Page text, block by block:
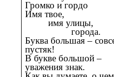
Громко и гордо
Имя твое,
имя улицы,
города.
Буква большая –
пустяк!
В букве большой –
уважения знак.